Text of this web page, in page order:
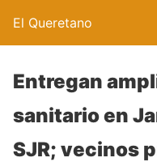
El Queretano
Entregan
sanitario en
SJR; vecinos